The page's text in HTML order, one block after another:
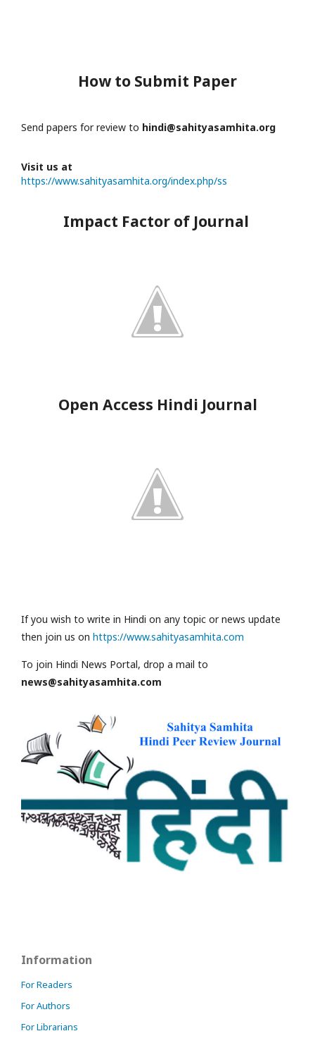
How to Submit Paper
Send papers for review to hindi@sahityasamhita.org
Visit us at
https://www.sahityasamhita.org/index.php/ss
Impact Factor of Journal
Open Access Hindi Journal
If you wish to write in Hindi on any topic or news update
then join us on https://www.sahityasamhita.com
To join Hindi News Portal, drop a mail to
news@sahityasamhita.com
Information
For Readers
For Authors
For Librarians